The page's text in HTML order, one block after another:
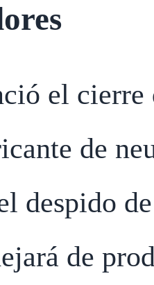
el
de
despido
de